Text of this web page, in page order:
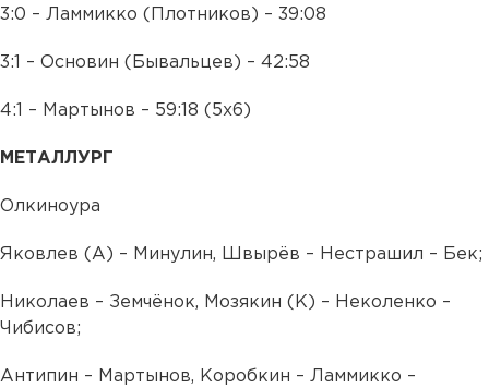
3:0 – Ламмикко (Плотников) – 39:08
3:1 – Основин (Бывальцев) – 42:58
4:1 – Мартынов – 59:18 (5х6)
МЕТАЛЛУРГ
Олкиноура
Яковлев (А) – Минулин, Швырёв – Нестрашил – Бек;
Николаев – Земчёнок, Мозякин (К) – Неколенко –
Чибисов;
Антипин – Мартынов, Коробкин – Ламмикко –